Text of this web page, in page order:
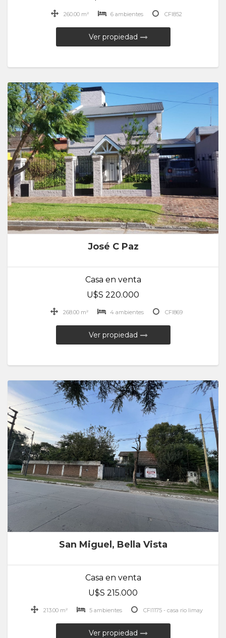
260.00 m² 6 ambientes CFI852
Ver propiedad
José C Paz
Casa en venta
U$S 220.000
268.00 m² 4 ambientes CFI869
Ver propiedad
San Miguel, Bella Vista
Casa en venta
U$S 215.000
213.00 m² 5 ambientes CFI1175 - casa rio limay
Ver propiedad